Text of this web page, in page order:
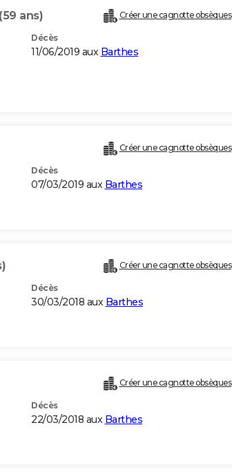
(59 ans) Créer une cagnotte obsèques
Décès
11/06/2019 aux Barthes
Créer une cagnotte obsèques
Décès
07/03/2019 aux Barthes
Créer une cagnotte obsèques
Décès
30/03/2018 aux Barthes
Créer une cagnotte obsèques
Décès
22/03/2018 aux Barthes